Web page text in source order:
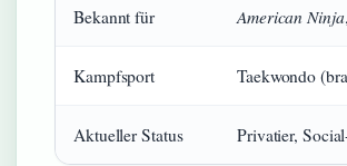
Bekannt für American Ninja
Kampfsport Taekwondo
Aktueller Status Privatier,